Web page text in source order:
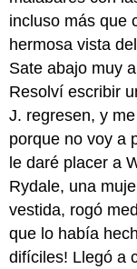
incluso más que
hermosa vista
Sate abajo muy
Resolví escribir
J. regresen, y
porque no voy a
le daré placer a
Rydale, una
vestida, rogó
que lo había
difíciles! Llegó a